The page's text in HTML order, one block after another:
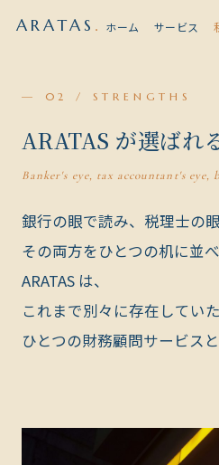
ARATAS . ホーム サービス
— 02 / STRENGTHS
ARATAS が選ばれ
Banker's eye, tax accountant's eye,
銀行の眼で読み、税理士の眼
その両方をひとつの机に並べ
ARATAS は、
これまで別々に存在してい
ひとつの財務顧問サービス